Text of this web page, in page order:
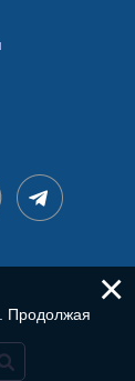
×
Продолжая